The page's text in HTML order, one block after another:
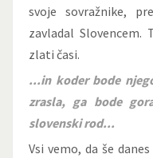
svoje sovražnike,
zavladal Slovencem.
zlati časi.
...in koder bode
zrasla, ga bode
slovenski rod...
Vsi vemo, da še